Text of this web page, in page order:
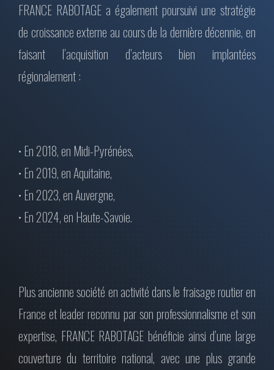
FRANCE RABOTAGE a également poursuivi une stratégie
de croissance externe au cours de la dernière décennie, en
faisant l’acquisition d’acteurs bien implantées
régionalement :
• En 2018, en Midi-Pyrénées,
• En 2019, en Aquitaine,
• En 2023, en Auvergne,
• En 2024, en Haute-Savoie.
Plus ancienne société en activité dans le fraisage routier en
France et leader reconnu par son professionnalisme et son
expertise, FRANCE RABOTAGE bénéficie ainsi d’une large
couverture du territoire national, avec une plus grande